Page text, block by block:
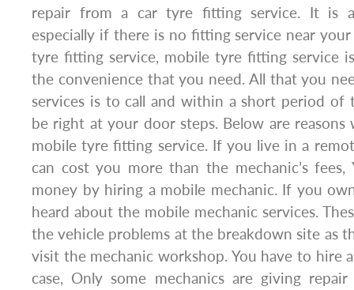
repair from a car tyre fitting service. It is
especially if there is no fitting service near
tyre fitting service, mobile tyre fitting service
the convenience that you need. All that you
services is to call and within a short period of
be right at your door steps. Below are
mobile tyre fitting service. If you live in a
can cost you more than the mechanic’s
money by hiring a mobile mechanic. If you
heard about the mobile mechanic services.
the vehicle problems at the breakdown site as
visit the mechanic workshop. You have to hire
case, Only some mechanics are giving